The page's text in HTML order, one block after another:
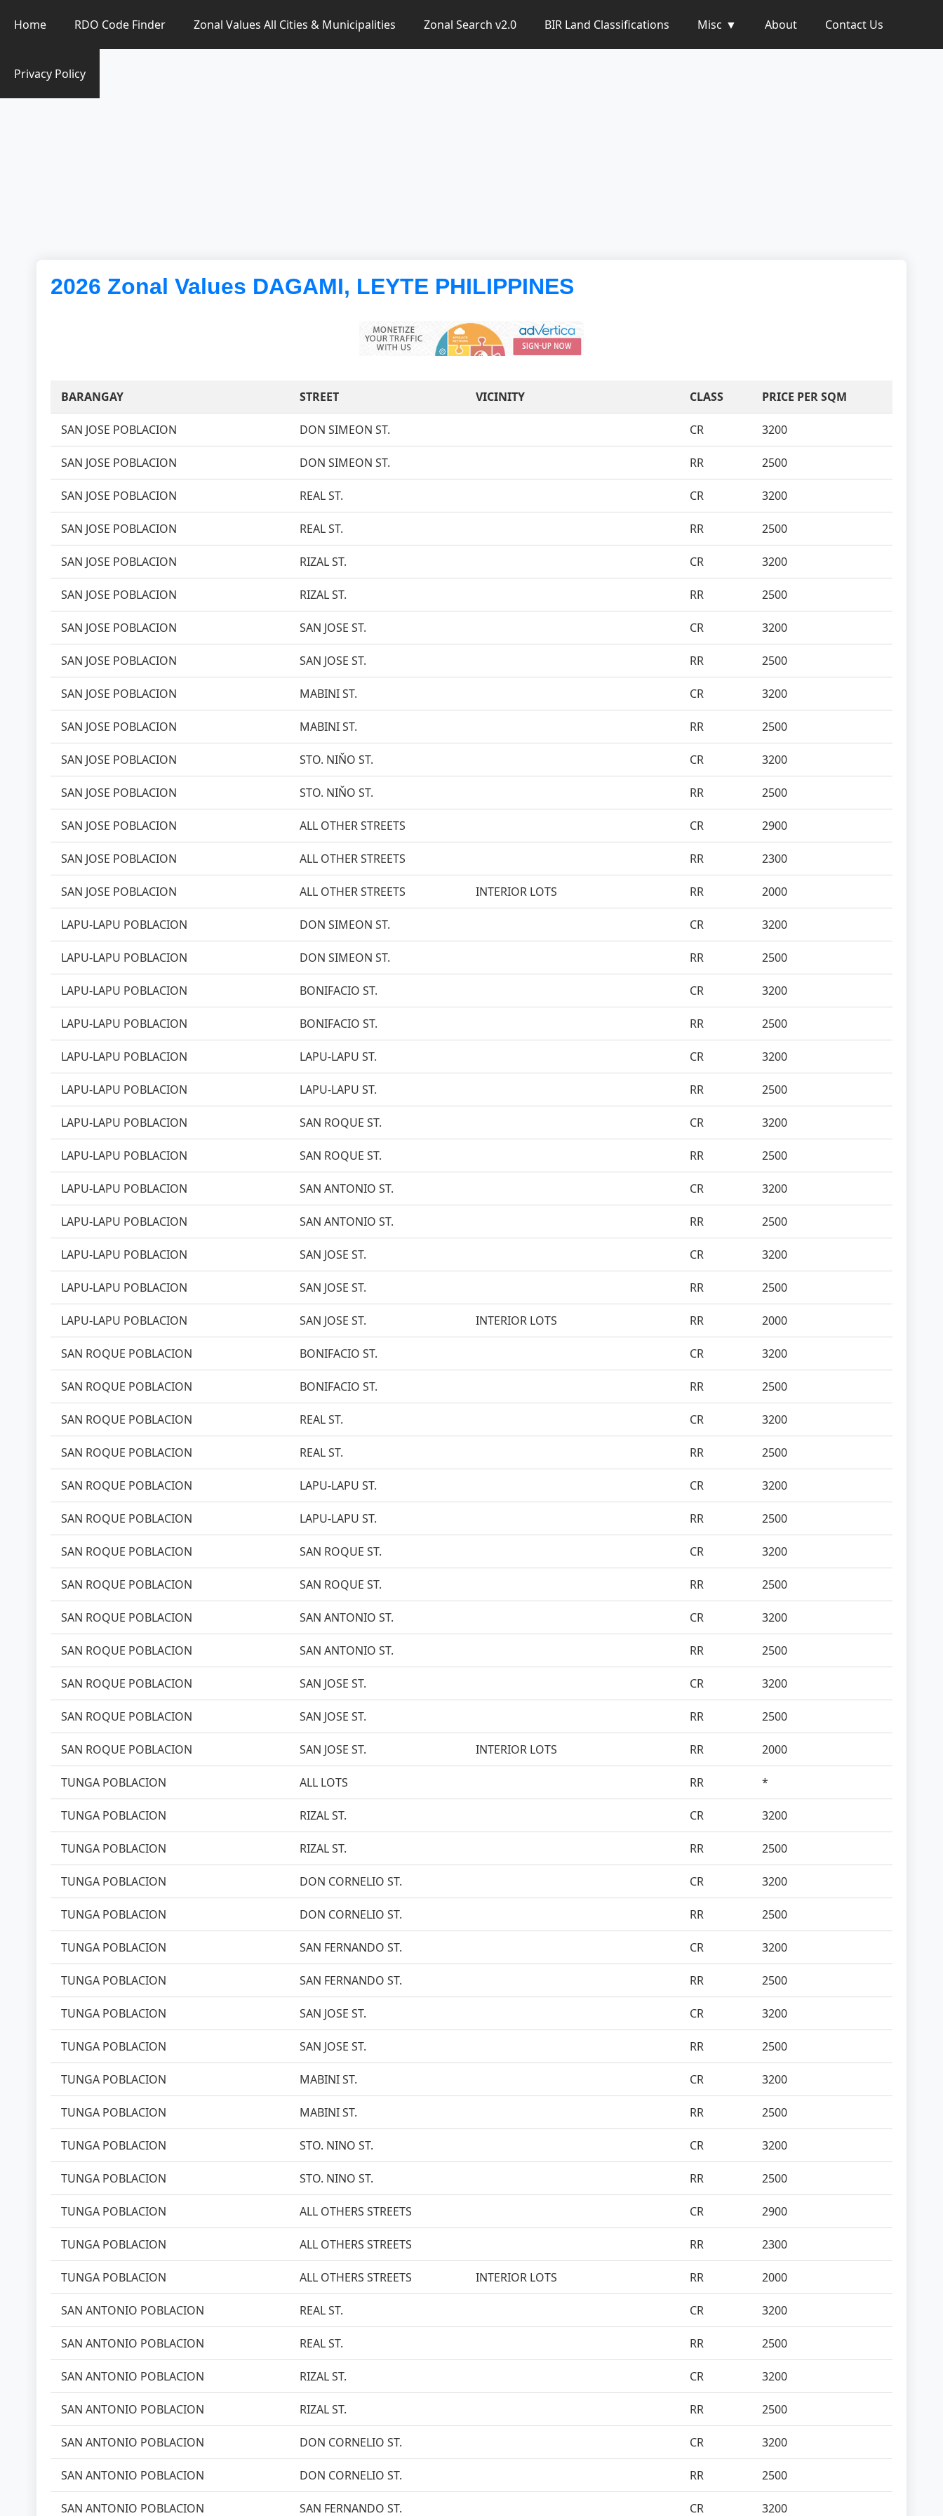
Zonal Value Finder PH
Home RDO Code Finder Zonal Values All Cities & Municipalities Zonal Search v2.0 BIR Land Classifications Misc About Contact Us
Privacy Policy
2026 Zonal Values DAGAMI, LEYTE PHILIPPINES
BARANGAY STREET VICINITY CLASS PRICE PER SQM
SAN JOSE POBLACION DON SIMEON ST. CR 3200
SAN JOSE POBLACION DON SIMEON ST. RR 2500
SAN JOSE POBLACION REAL ST. CR 3200
SAN JOSE POBLACION REAL ST. RR 2500
SAN JOSE POBLACION RIZAL ST. CR 3200
SAN JOSE POBLACION RIZAL ST. RR 2500
SAN JOSE POBLACION SAN JOSE ST. CR 3200
SAN JOSE POBLACION SAN JOSE ST. RR 2500
SAN JOSE POBLACION MABINI ST. CR 3200
SAN JOSE POBLACION MABINI ST. RR 2500
SAN JOSE POBLACION STO. NIŇO ST. CR 3200
SAN JOSE POBLACION STO. NIŇO ST. RR 2500
SAN JOSE POBLACION ALL OTHER STREETS CR 2900
SAN JOSE POBLACION ALL OTHER STREETS RR 2300
SAN JOSE POBLACION ALL OTHER STREETS INTERIOR LOTS RR 2000
LAPU-LAPU POBLACION DON SIMEON ST. CR 3200
LAPU-LAPU POBLACION DON SIMEON ST. RR 2500
LAPU-LAPU POBLACION BONIFACIO ST. CR 3200
LAPU-LAPU POBLACION BONIFACIO ST. RR 2500
LAPU-LAPU POBLACION LAPU-LAPU ST. CR 3200
LAPU-LAPU POBLACION LAPU-LAPU ST. RR 2500
LAPU-LAPU POBLACION SAN ROQUE ST. CR 3200
LAPU-LAPU POBLACION SAN ROQUE ST. RR 2500
LAPU-LAPU POBLACION SAN ANTONIO ST. CR 3200
LAPU-LAPU POBLACION SAN ANTONIO ST. RR 2500
LAPU-LAPU POBLACION SAN JOSE ST. CR 3200
LAPU-LAPU POBLACION SAN JOSE ST. RR 2500
LAPU-LAPU POBLACION SAN JOSE ST. INTERIOR LOTS RR 2000
SAN ROQUE POBLACION BONIFACIO ST. CR 3200
SAN ROQUE POBLACION BONIFACIO ST. RR 2500
SAN ROQUE POBLACION REAL ST. CR 3200
SAN ROQUE POBLACION REAL ST. RR 2500
SAN ROQUE POBLACION LAPU-LAPU ST. CR 3200
SAN ROQUE POBLACION LAPU-LAPU ST. RR 2500
SAN ROQUE POBLACION SAN ROQUE ST. CR 3200
SAN ROQUE POBLACION SAN ROQUE ST. RR 2500
SAN ROQUE POBLACION SAN ANTONIO ST. CR 3200
SAN ROQUE POBLACION SAN ANTONIO ST. RR 2500
SAN ROQUE POBLACION SAN JOSE ST. CR 3200
SAN ROQUE POBLACION SAN JOSE ST. RR 2500
SAN ROQUE POBLACION SAN JOSE ST. INTERIOR LOTS RR 2000
TUNGA POBLACION ALL LOTS RR *
TUNGA POBLACION RIZAL ST. CR 3200
TUNGA POBLACION RIZAL ST. RR 2500
TUNGA POBLACION DON CORNELIO ST. CR 3200
TUNGA POBLACION DON CORNELIO ST. RR 2500
TUNGA POBLACION SAN FERNANDO ST. CR 3200
TUNGA POBLACION SAN FERNANDO ST. RR 2500
TUNGA POBLACION SAN JOSE ST. CR 3200
TUNGA POBLACION SAN JOSE ST. RR 2500
TUNGA POBLACION MABINI ST. CR 3200
TUNGA POBLACION MABINI ST. RR 2500
TUNGA POBLACION STO. NINO ST. CR 3200
TUNGA POBLACION STO. NINO ST. RR 2500
TUNGA POBLACION ALL OTHERS STREETS CR 2900
TUNGA POBLACION ALL OTHERS STREETS RR 2300
TUNGA POBLACION ALL OTHERS STREETS INTERIOR LOTS RR 2000
SAN ANTONIO POBLACION REAL ST. CR 3200
SAN ANTONIO POBLACION REAL ST. RR 2500
SAN ANTONIO POBLACION RIZAL ST. CR 3200
SAN ANTONIO POBLACION RIZAL ST. RR 2500
SAN ANTONIO POBLACION DON CORNELIO ST. CR 3200
SAN ANTONIO POBLACION DON CORNELIO ST. RR 2500
SAN ANTONIO POBLACION SAN FERNANDO ST. CR 3200